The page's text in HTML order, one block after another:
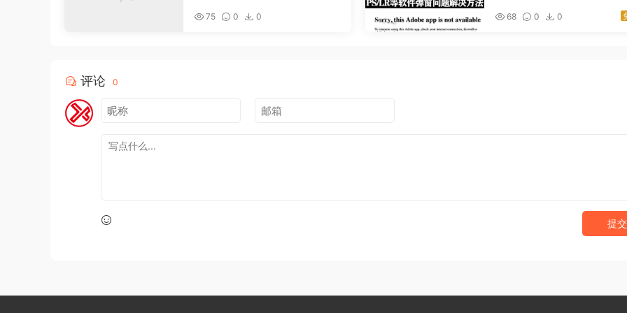
新。
75 0 0
ailable”的解决方法（持续
68 0 0
评论 0
提交